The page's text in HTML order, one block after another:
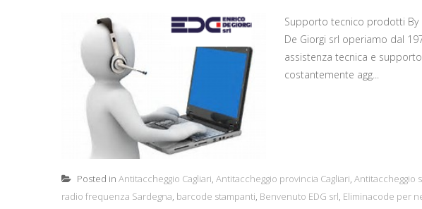
Supporto tecnico prodotti By
De Giorgi srl operiamo dal
assistenza tecnica e
costantemente agg...
Posted in Antitaccheggio Cagliari, Antitaccheggio provincia Cagliari, Antitaccheggio
radio frequenza Sardegna, barcode stampanti, Benvenuto EDG srl, Eliminacode per